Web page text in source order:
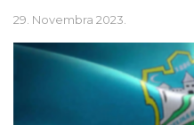
29. Novembra 2023.